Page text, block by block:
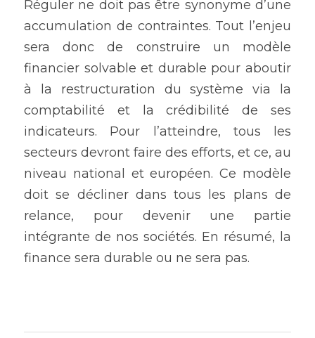
Réguler ne doit pas être synonyme d’une
accumulation de contraintes. Tout l’enjeu
sera donc de construire un modèle
financier solvable et durable pour aboutir
à la restructuration du système via la
comptabilité et la crédibilité de ses
indicateurs. Pour l’atteindre, tous les
secteurs devront faire des efforts, et ce, au
niveau national et européen. Ce modèle
doit se décliner dans tous les plans de
relance, pour devenir une partie
intégrante de nos sociétés. En résumé, la
finance sera durable ou ne sera pas.